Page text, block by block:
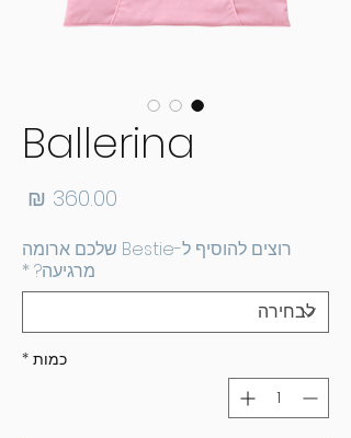
Ballerina
רוצים להוסיף ל-Bestie שלכם ארומה
מרגיעה? *
כמות *